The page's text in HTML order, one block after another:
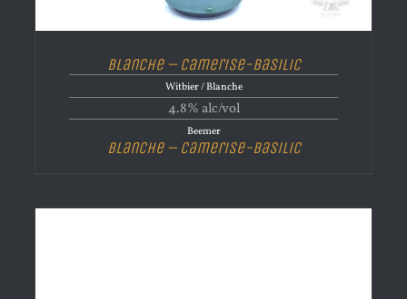
Blanche – Camerise-Basilic
Witbier / Blanche
4.8% alc/vol
Beemer
Blanche – Camerise-Basilic